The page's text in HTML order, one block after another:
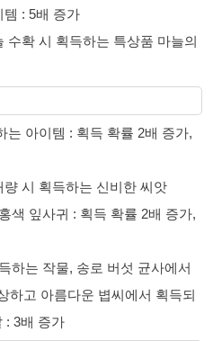
템 : 5배 증가
수확 시 획득하는 특상품 마늘의
는 아이템 : 획득 확률 2배 증가,
시 획득하는 신비한 씨앗
색 잎사귀 : 획득 확률 2배 증가,
하는 작물, 송로 버섯 균사에서
하고 아름다운 볍씨에서 획득되
: 3배 증가